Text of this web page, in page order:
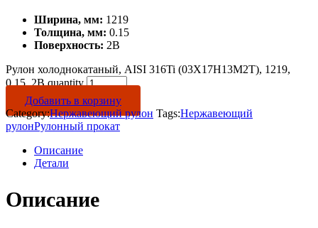
Ширина, мм: 1219
Толщина, мм: 0.15
Поверхность: 2B
Рулон холоднокатаный, AISI 316Ti (03Х17Н13М2Т), 1219,
0.15, 2B quantity
Добавить в корзину
Category:Нержавеющий рулон Tags:Нержавеющий
рулонРулонный прокат
Описание
Детали
Описание